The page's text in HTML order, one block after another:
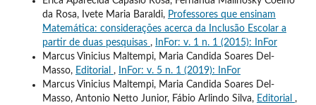
da Rosa, Ivete Maria Baraldi, Professores que ensinam
Matemática: considerações acerca da Inclusão Escolar a
partir de duas pesquisas ,
InFor: v. 1 n. 1 (2015): InFor
Marcus Vinicius Maltempi, Maria Candida Soares Del-
Masso, Editorial ,
InFor: v. 5 n. 1 (2019): InFor
Marcus Vinicius Maltempi, Maria Candida Soares Del-
Masso, Antonio Netto Junior, Fábio Arlindo Silva, Editorial ,